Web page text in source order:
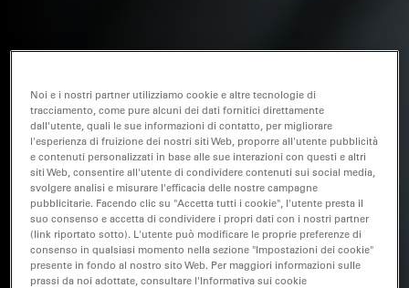
Noi e i nostri partner utilizziamo cookie e altre tecnologie di
tracciamento, come pure alcuni dei dati fornitici direttamente
dall'utente, quali le sue informazioni di contatto, per migliorare
l'esperienza di fruizione dei nostri siti Web, proporre all'utente pubblicità
e contenuti personalizzati in base alle sue interazioni con questi e altri
siti Web, consentire all'utente di condividere contenuti sui social media,
svolgere analisi e misurare l'efficacia delle nostre campagne
pubblicitarie. Facendo clic su "Accetta tutti i cookie", l'utente presta il
suo consenso e accetta di condividere i propri dati con i nostri partner
(link riportato sotto). L'utente può modificare le proprie preferenze di
consenso in qualsiasi momento nella sezione "Impostazioni dei cookie"
presente in fondo al nostro sito Web. Per maggiori informazioni sulle
prassi da noi adottate, consultare l'Informativa sui cookie